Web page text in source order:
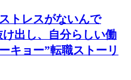
トレスがないんで
出し、自分らしい働
キョー”転職ストーリ